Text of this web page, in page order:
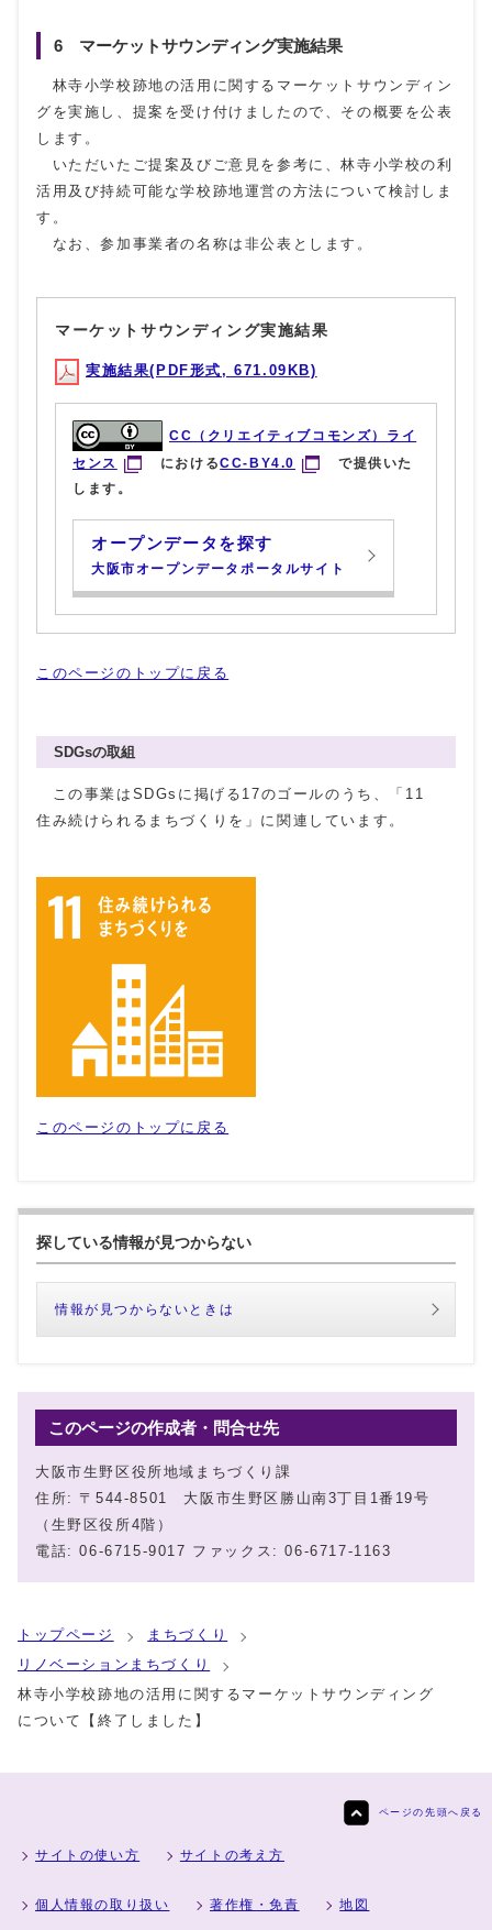
6 マーケットサウンディング実施結果
林寺小学校跡地の活用に関するマーケットサウンディン
グを実施し、提案を受け付けましたので、その概要を公表
します。
いただいたご提案及びご意見を参考に、林寺小学校の利
活用及び持続可能な学校跡地運営の方法について検討しま
す。
なお、参加事業者の名称は非公表とします。
マーケットサウンディング実施結果
実施結果(PDF形式, 671.09KB)
CC（クリエイティブコモンズ）ライ
センス
におけるCC-BY4.0
で提供いた
します。
オープンデータを探す
大阪市オープンデータポータルサイト
このページのトップに戻る
SDGsの取組
この事業はSDGsに掲げる17のゴールのうち、「11
住み続けられるまちづくりを」に関連しています。
このページのトップに戻る
探している情報が見つからない
情報が見つからないときは
このページの作成者・問合せ先
大阪市生野区役所地域まちづくり課
住所: 〒544-8501 大阪市生野区勝山南3丁目1番19号
（生野区役所4階）
電話: 06-6715-9017 ファックス: 06-6717-1163
トップページ
まちづくり
リノベーションまちづくり
林寺小学校跡地の活用に関するマーケットサウンディング
について【終了しました】
ページの先頭へ戻る
サイトの使い方 サイトの考え方
個人情報の取り扱い 著作権・免責 地図